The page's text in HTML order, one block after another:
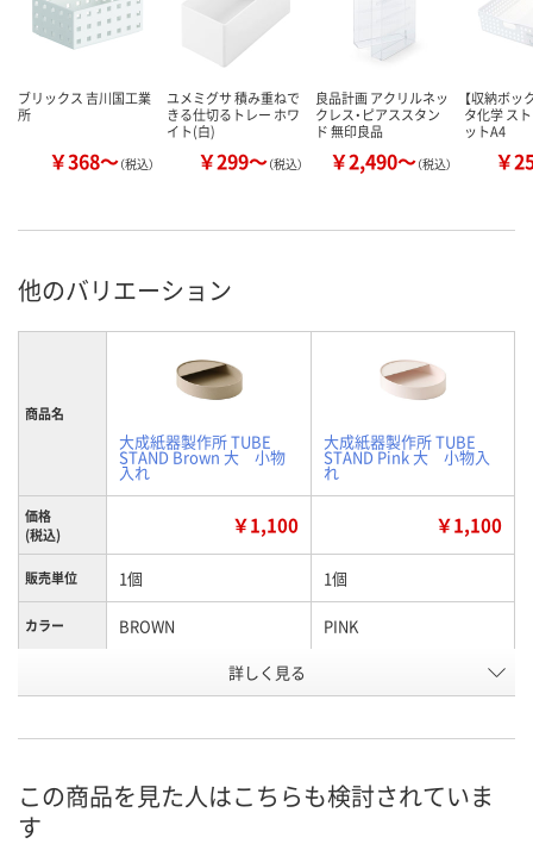
ブリックス 吉川国工業
所
￥368～（税込）
ユメミグサ 積み重ねで
きる仕切るトレー ホワ
イト(白)
￥299～（税込）
良品計画 アクリルネッ
クレス・ピアススタン
ド 無印良品
￥2,490～（税込）
【収納ボッ
タ化学 ス
ットA4
￥
他のバリエーション
商品名
大成紙器製作所 TUBE
STAND Brown 大 小物
入れ
大成紙器製作所 TUBE
STAND Pink 大 小物入
れ
価格
(税込)
￥1,100 ￥1,100
販売単位 1個 1個
カラー BROWN PINK
×高さ
幅20×高さ4×奥行
16.2cm
16.2cm
お申込番号 AXW4767 AXW4765
在庫 5点 4点
お届け日
詳しく見る
この商品を見た人はこちらも検討されていま
す